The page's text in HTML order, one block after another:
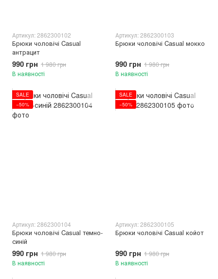
Артикул: 2862300102
Брюки чоловічі Casual
антрацит
990 грн 1 980 грн
В наявності
Артикул: 2862300103
Брюки чоловічі Casual мокко
990 грн 1 980 грн
В наявності
SALE
−50%
Артикул: 2862300104
Брюки чоловічі Casual темно-
синій
990 грн 1 980 грн
В наявності
SALE
−50%
Артикул: 2862300105
Брюки чоловічі Casual койот
990 грн 1 980 грн
В наявності